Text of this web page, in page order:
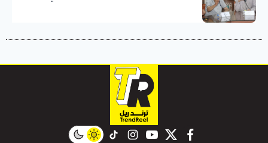
facebook
twitter
youtube
instagram
tiktok